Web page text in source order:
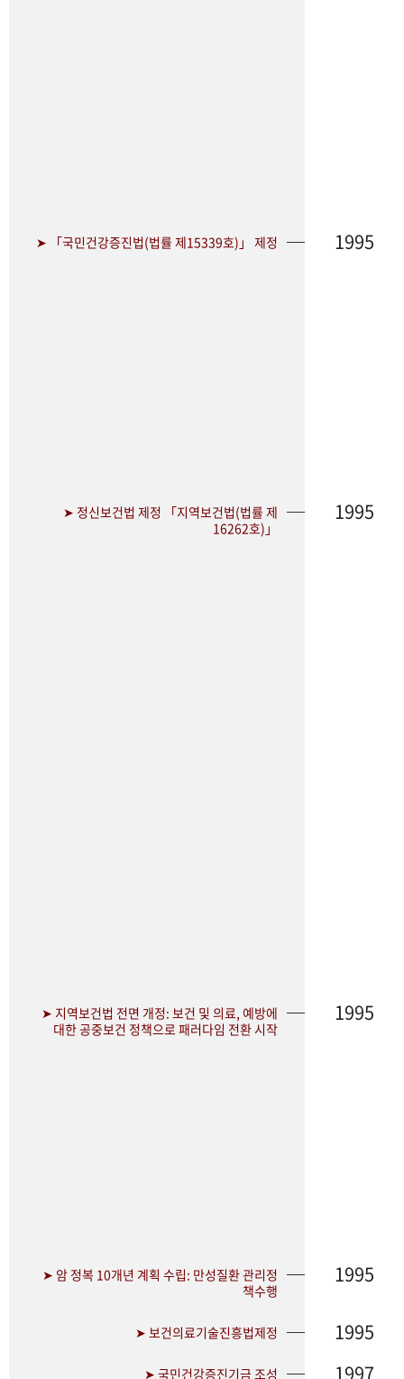
➤ 「국민건강증진법(법률 제15339호)」 제정 1995
➤ 정신보건법 제정 「지역보건법(법률 제
16262호)」
1995
➤ 지역보건법 전면 개정: 보건 및 의료, 예방에
대한 공중보건 정책으로 패러다임 전환 시작
1995
➤ 암 정복 10개년 계획 수립: 만성질환 관리정
책수행
1995
➤ 보건의료기술진흥법제정 1995
➤ 국민건강증진기금 조성 1997